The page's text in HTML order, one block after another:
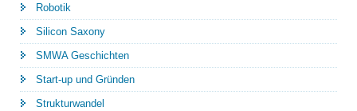
Robotik
Silicon Saxony
SMWA Geschichten
Start-up und Gründen
Strukturwandel